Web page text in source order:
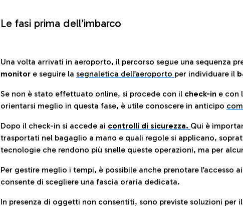
Le fasi prima dell’imbarco
Una volta arrivati in aeroporto, il percorso segue una sequenza
monitor e seguire la segnaletica dell’aeroporto per individuare il
Se non è stato effettuato online, si procede con il check-in e con
orientarsi meglio in questa fase, è utile conoscere in anticipo
Dopo il check-in si accede ai controlli di sicurezza. Qui è
trasportati nel bagaglio a mano e quali regole si applicano,
tecnologie che rendono più snelle queste operazioni, ma per
Per gestire meglio i tempi, è possibile anche prenotare l’accesso
consente di scegliere una fascia oraria dedicata.
In presenza di oggetti non consentiti, sono previste soluzioni per il